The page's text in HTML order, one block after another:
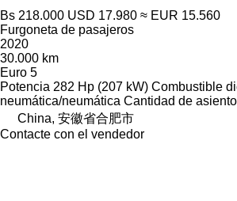
Bs 218.000 USD 17.980 ≈ EUR 15.560
Furgoneta de pasajeros
2020
30.000 km
Euro 5
Potencia 282 Hp (207 kW) Combustible
neumática/neumática Cantidad de
China, 安徽省合肥市
Contacte con el vendedor